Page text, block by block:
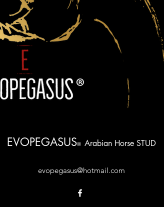
EVOPEGASUS® Arabian Horse STUD
evopegasus@hotmail.com